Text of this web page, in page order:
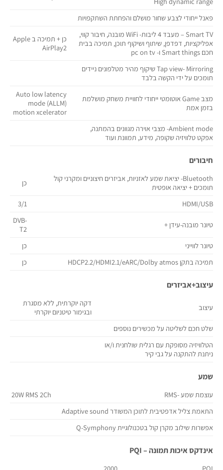
פאנל ייחודי לצבע שחור מושלם והפחתת השתקפויות
Smart TV – מעבד 4 ליבות- WiFi מובנה, חיבור קווי,
אפליקציות, דפדפן, שיתוף ושיקוף תוכן, תמיכה בבית
חכם Smart things ו- pc on tv
כן + תמיכה ב Apple
AirPlay2
Tap view- Mirroring שיקוף מהיר מטלפונים ניידים
תומכים על ידי הקשה בלבד
מצב Game אוטומטי ייחודי לחוויית משחק מושלמת
בזמן אמת
Auto low latency
mode (ALLM)
motion xcelerator
Ambient mode- מצבי אוירה מגוונים בהמתנה,
אפקט טלוויזיה שקופה, מידע, תמוונת ועוד
חיבורים
Bluetooth- יציאת שמע לאזניות, אביזרים חיצוניים ומקרני קול
תומכים + יציאה אופטית
כן
HDMI/USB
3/1
טיונר מובנה-עידן +
DVB-
T2
טיונר לווייני
כן
תמיכה בתקן HDCP2.2/HDMI2.1/eARC/Dolby atmos
כן
עיצוב+אביזרים
עיצוב
דקה יוקרתית, ללא מסגרת
ובגימור טיטניום יוקרתי
שלט חכם לשליטה על מכשירים נוספים
הטלוויזיה מסופקת עם רגלית שולחנית ו/או
ניתנת להתקנה על גבי קיר
שמע
עוצמת שמע -RMS
20W RMS 2Ch
התאמת צליל אדפטיבית לתוכן המשודר Adaptive sound
אפשרות שילוב מקרן קול בטכנולוגיית Q-Symphony
אינדקס איכות תמונה – PQI